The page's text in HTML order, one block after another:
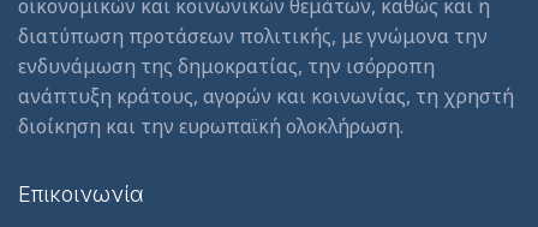
οικονομικών και κοινωνικών θεμάτων, καθώς και η
διατύπωση προτάσεων πολιτικής, με γνώμονα την
ενδυνάμωση της δημοκρατίας, την ισόρροπη
ανάπτυξη κράτους, αγορών και κοινωνίας, τη χρηστή
διοίκηση και την ευρωπαϊκή ολοκλήρωση.
Επικοινωνία